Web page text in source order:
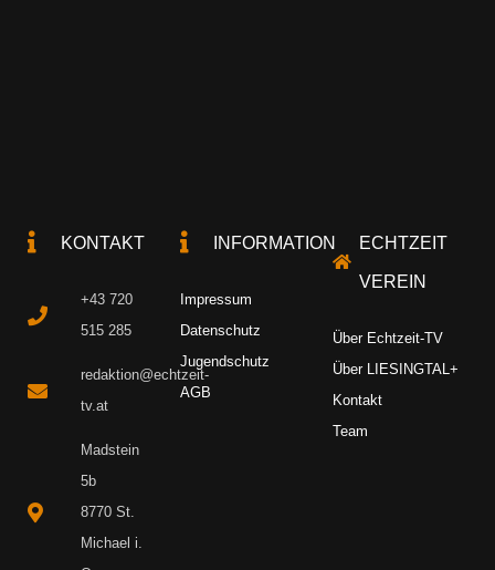
KONTAKT
+43 720
515 285
redaktion@echtzeit-
tv.at
Madstein
5b
8770 St.
Michael i.
INFORMATION
Impressum
Datenschutz
Jugendschutz
AGB
ECHTZEIT
VEREIN
Über Echtzeit-TV
Über LIESINGTAL+
Kontakt
Team